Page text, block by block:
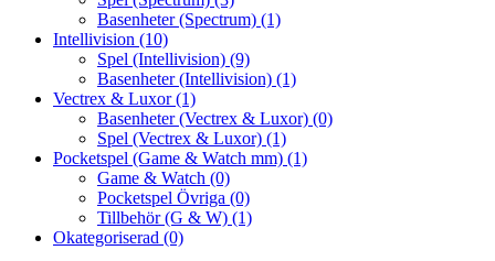
Basenheter (Spectrum) (1)
Intellivision (10)
Spel (Intellivision) (9)
Basenheter (Intellivision) (1)
Vectrex & Luxor(1)
Basenheter (Vectrex & Luxor) (0)
Spel (Vectrex & Luxor) (1)
Pocketspel (Game & Watch mm) (1)
Game & Watch (0)
Pocketspel Övriga (0)
Tillbehör (G & W) (1)
Okategoriserad (0)